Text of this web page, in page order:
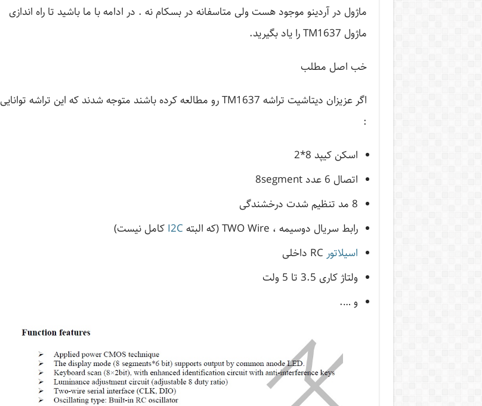
ماژول در آردینو موجود هست ولی متاسفانه در بسکام نه . در ادامه با ما باشید تا راه اندازی
ماژول TM1637 را یاد بگیرید.
خب اصل مطلب
اگر عزیزان دیتاشیت تراشه TM1637 رو مطالعه کرده باشند متوجه شدند که این تراشه توانایی
:
اسکن کیپد 8*2
اتصال 6 عدد 8segment
8 مد تنظیم شدت درخشندگی
رابط سریال دوسیمه ، TWO Wire (که البته
I2C کامل نیست)
اسیلاتور RC داخلی
ولتاژ کاری 3.5 تا 5 ولت
و ….